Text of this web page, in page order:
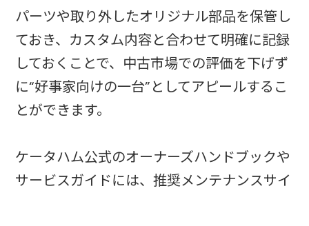
パーツや取り外したオリジナル部品を保管し
ておき、カスタム内容と合わせて明確に記録
しておくことで、中古市場での評価を下げず
に“好事家向けの一台”としてアピールするこ
とができます。
ケータハム公式のオーナーズハンドブックや
サービスガイドには、推奨メンテナンスサイ